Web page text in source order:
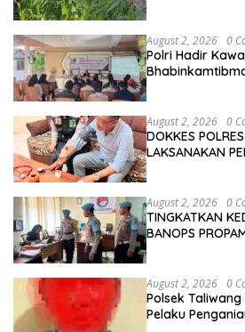
August 2, 2026 0
Polri Hadir
August 2, 2026 0
DOKKES
LAKSANAKAN
August 2, 2026 0
TINGKATKAN
BANOPS
August 2, 2026 0
Polsek
Pelaku